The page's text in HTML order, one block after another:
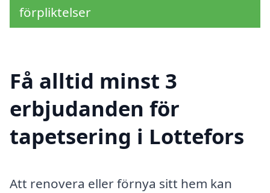
förpliktelser
Få alltid minst 3
erbjudanden för
tapetsering i Lottefors
Att renovera eller förnya sitt hem kan